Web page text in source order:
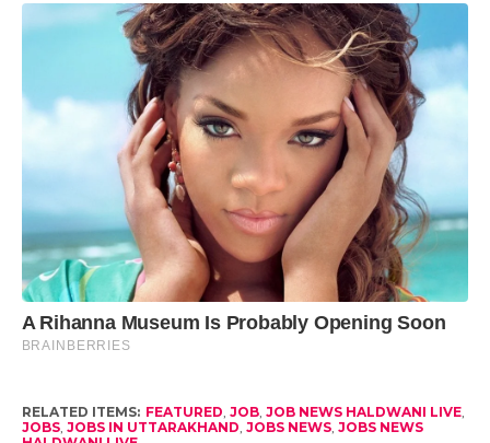
RELATED ITEMS: FEATURED JOB, JOB NEWS HALDWANI LIVE,
JOBS, JOBS IN UTTARAKHAND JOBS NEWS, JOBS NEWS